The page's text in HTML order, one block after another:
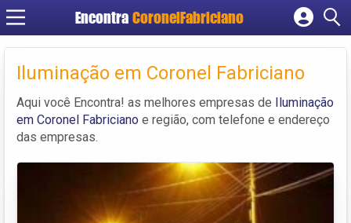
Encontra CoronelFabriciano
Cadastrar empresa
Criar conta
Iluminação em Coronel Fabriciano
Aqui você Encontra! as melhores empresas de Iluminação
em Coronel Fabriciano e região, com telefone e endereço
das empresas.